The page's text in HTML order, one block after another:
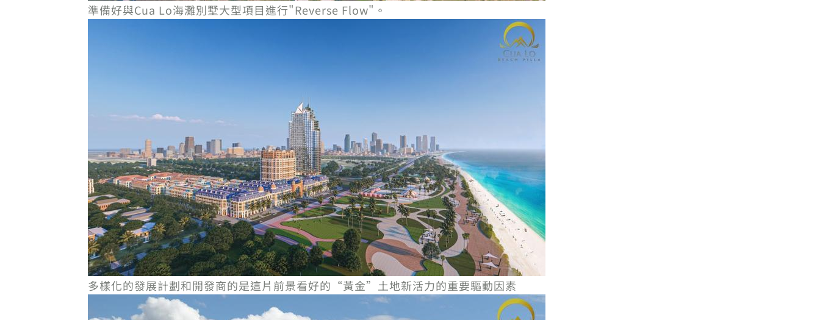
準備好與Cua Lo海灘別墅大型項目進行"Reverse Flow"。
多樣化的發展計劃和開發商的是這片前景看好的“黃金”土地新活力的重要驅動因素